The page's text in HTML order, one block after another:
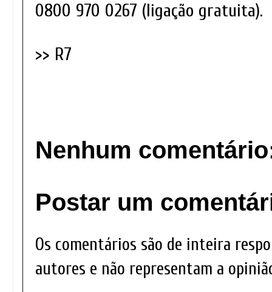
0800 970 0267 (ligação gratuita).
>> R7
Nenhum
Postar um
Os comentários são de inteira
autores e não representam a